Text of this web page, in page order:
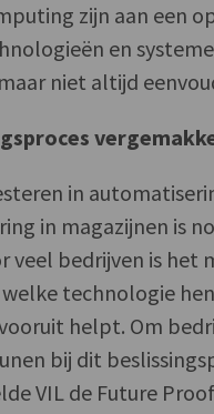
zijn aan een
en
niet altijd
in
in magazijnen is
veel bedrijven is het
technologie
helpt. Om
bij dit
VIL de Future